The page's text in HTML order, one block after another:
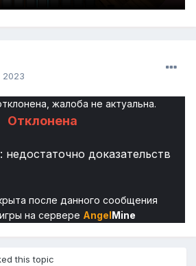
2023
жалоба не актуальна.
Отклонена
недостаточно доказательств
после данного сообщения
на сервере AngelMine
this topic